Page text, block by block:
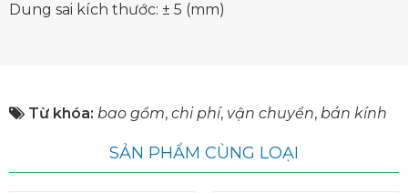
Dung sai kích thước: ± 5 (mm)
Từ khóa: bao gồm, chi phí, vận chuyển, bán kính
SẢN PHẨM CÙNG LOẠI